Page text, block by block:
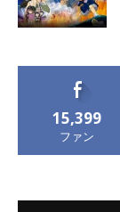
15,399
ファン